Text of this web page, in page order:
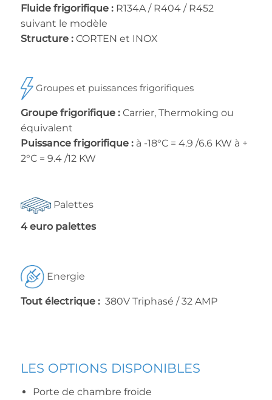
Fluide frigorifique :R134A / R404 / R452
suivant le modèle
Structure :CORTEN et INOX
Groupes et puissances frigorifiques
Groupe frigorifique :Carrier, Thermoking ou
équivalent
Puissance frigorifique :à -18°C = 4.9 /6.6 KW à +
2°C = 9.4 /12 KW
Palettes
4 euro palettes
Energie
Tout électrique : 380V Triphasé / 32 AMP
LES OPTIONS DISPONIBLES
Porte de chambre froide